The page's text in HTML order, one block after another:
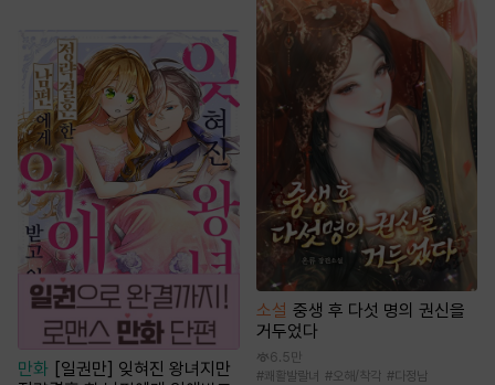
만화 [일권만] 잊혀진 왕녀지만
소설 중생 후 다섯 명의 권신을
거두었다
6.5만
#쾌활발랄녀 #오해/착각 #다정남